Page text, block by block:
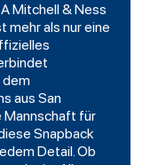
Mitchell& Ness
mehr als nur eine
dem
aus San
Mannschaft für
Snapback
Detail. Ob